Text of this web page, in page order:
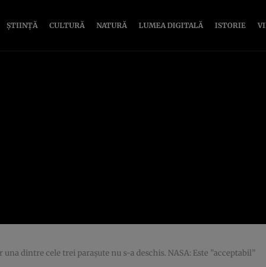
ȘTIINȚĂ CULTURĂ NATURĂ LUMEA DIGITALĂ ISTORIE
dintre cele trei paraşute nu s-a deschis. NASA: Este ”acceptabil”